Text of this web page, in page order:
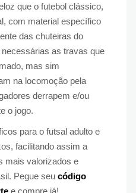
que o futebol clássico,
com material específico
das chuteiras do
as travas que
mas sim
na locomoção pela
derrapem e/ou
o jogo.
para o futsal adulto e
facilitando assim a
mais valorizados e
Pegue seu código
e compre já!